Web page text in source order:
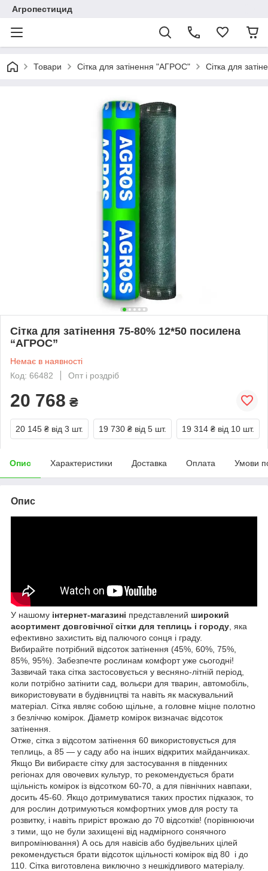
Агропестицид
Товари Сітка для затінення "АГРОС" Сітка для
Сітка для затінення 75-80% 12*50 посилена
“AГРОС”
Немає в наявності
Код: 66482
Опт і роздріб
20 768 ₴
20 145 ₴ від 3 шт. 19 730 ₴ від 5 шт. 19 314 ₴ від 10 шт.
Опис Характеристики Доставка Оплата Умови
Опис
У нашому інтернет-магазині представлений широкий
асортимент довговічної сітки для теплиць і городу , яка
ефективно захистить від палючого сонця і граду.
Вибирайте потрібний відсоток затінення (45%, 60%, 75%,
85%, 95%). Забезпечте рослинам комфорт уже сьогодні!
Зазвичай така сітка застосовується у весняно-літній період,
коли потрібно затінити сад, вольєри для тварин, автомобіль,
використовувати в будівництві та навіть як маскувальний
матеріал. Сітка являє собою щільне, а головне міцне полотно
з безліччю комірок. Діаметр комірок визначає відсоток
затінення.
Отже, сітка з відсотом затінення 60 використовується для
теплиць, а 85 — у саду або на інших відкритих майданчиках.
Якщо Ви вибираєте сітку для застосування в південних
регіонах для овочевих культур, то рекомендується брати
щільність комірок із відсотком 60-70, а для північних навпаки,
досить 45-60. Якщо дотримуватися таких простих підказок, то
для рослин дотримуються комфортних умов для росту та
розвитку, і навіть приріст врожаю до 70 відсотків! (порівнюючи
з тими, що не були захищені від надмірного сонячного
випромінювання) А ось для навісів або будівельних цілей
рекомендується брати відсоток щільності комірок від 80 і до
110. Сітка виготовлена виключно з нешкідливого матеріалу.